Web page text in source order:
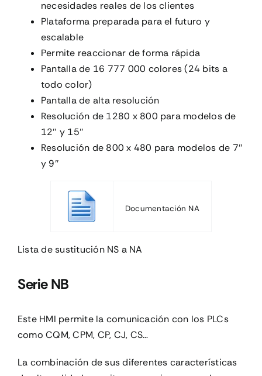
necesidades reales de los clientes
Plataforma preparada para el futuro y
escalable
Permite reaccionar de forma rápida
Pantalla de 16 777 000 colores (24 bits a
todo color)
Pantalla de alta resolución
Resolución de 1280 x 800 para modelos de
12″ y 15″
Resolución de 800 x 480 para modelos de 7″
y 9″
Documentación NA
Lista de sustitución NS a NA
Serie NB
Este HMI permite la comunicación con los PLCs
como CQM, CPM, CP, CJ, CS…
La combinación de sus diferentes características